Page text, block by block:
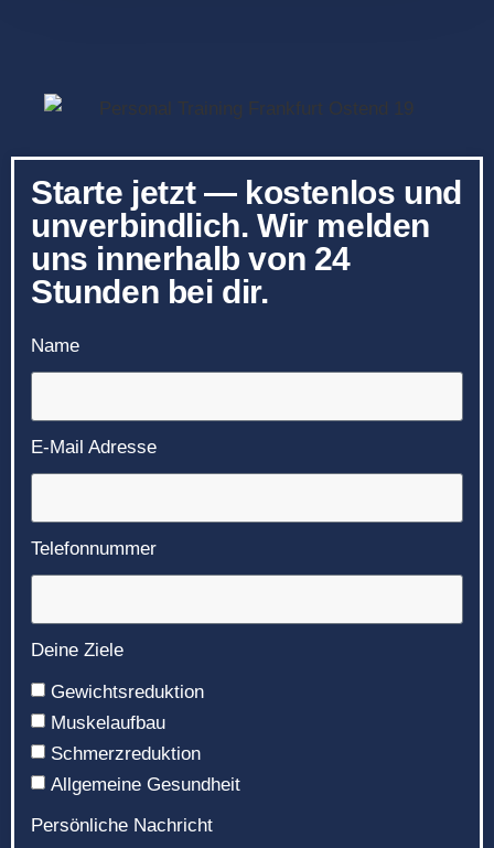
Starte jetzt — kostenlos und
unverbindlich. Wir melden
uns innerhalb von 24
Stunden bei dir.
Name
E-Mail Adresse
Telefonnummer
Deine Ziele
Gewichtsreduktion
Muskelaufbau
Schmerzreduktion
Allgemeine Gesundheit
Persönliche Nachricht